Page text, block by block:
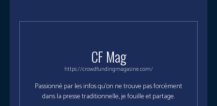
CF Mag
https://crowdfundingmagasine.com/
Passionné par les infos qu'on ne trouve pas forcément
dans la presse traditionnelle, je fouille et partage.